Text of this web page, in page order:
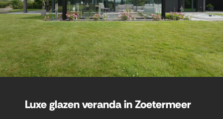
Luxe glazen veranda in Zoetermeer